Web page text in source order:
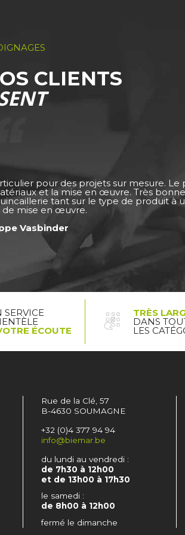
CLIENTS
pour des projets sur mesure. Le
et la mise en œuvre. Très
tant sur le type de produit à
de mise en œuvre.
Vasbinder
SERVICE
ÉCOUTE
TRÈS
DANS
LES
Rue de la Clé, 57
B-4630 SOUMAGNE
+32 (0)4 377 94 94
info@biemar.be
du lundi au vendredi :
de 7h30 à 12h00
et de 13h00 à 17h30
le samedi :
de 8h00 à 12h00
fermé le dimanche